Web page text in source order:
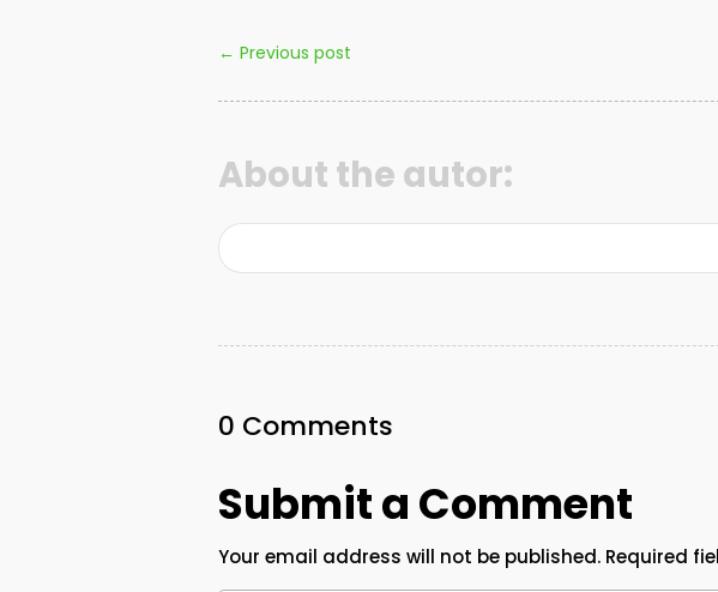
← Previous post
About the autor:
0 Comments
Submit a Comment
Your email address will not be published. Required